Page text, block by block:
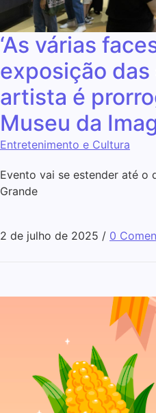
‘As várias
exposição das
artista é
Museu da
Entretenimento e Cultura
Evento vai se estender até o
Grande
2 de julho de 2025 / 0